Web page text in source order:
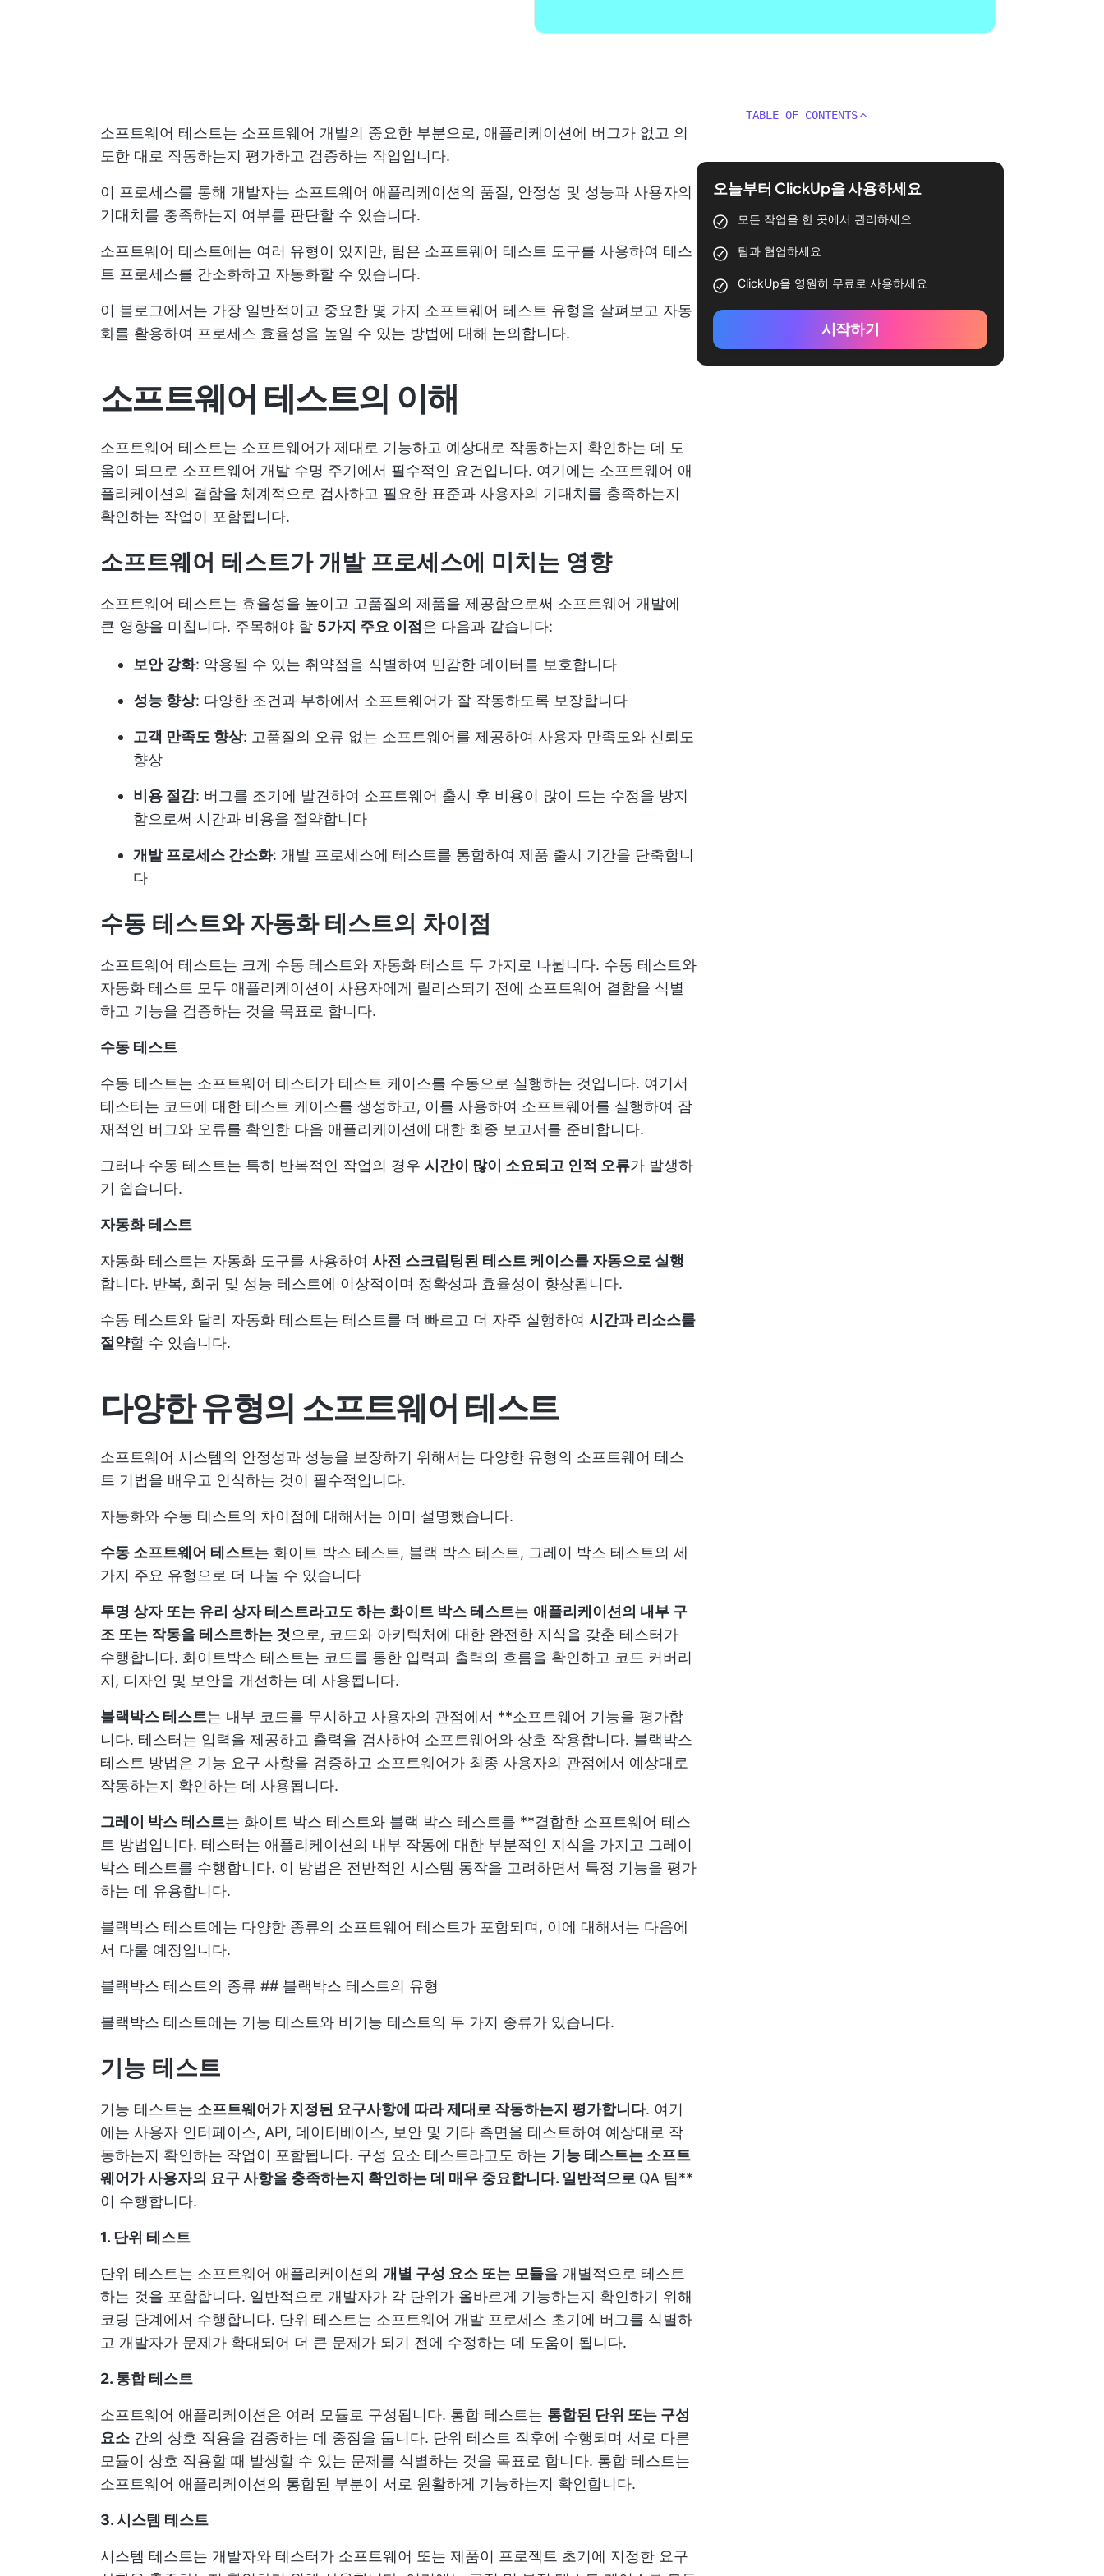
소프트웨어 테스트는 소프트웨어 개발의 중요한 부분으로, 애플리케이션에 버그가 없고 의
도한 대로 작동하는지 평가하고 검증하는 작업입니다.
이 프로세스를 통해 개발자는 소프트웨어 애플리케이션의 품질, 안정성 및 성능과 사용자의
기대치를 충족하는지 여부를 판단할 수 있습니다.
소프트웨어 테스트에는 여러 유형이 있지만, 팀은 소프트웨어 테스트 도구를 사용하여 테스
트 프로세스를 간소화하고 자동화할 수 있습니다.
이 블로그에서는 가장 일반적이고 중요한 몇 가지 소프트웨어 테스트 유형을 살펴보고 자동
화를 활용하여 프로세스 효율성을 높일 수 있는 방법에 대해 논의합니다.
소프트웨어 테스트의 이해
소프트웨어 테스트는 소프트웨어가 제대로 기능하고 예상대로 작동하는지 확인하는 데 도
움이 되므로 소프트웨어 개발 수명 주기에서 필수적인 요건입니다. 여기에는 소프트웨어 애
플리케이션의 결함을 체계적으로 검사하고 필요한 표준과 사용자의 기대치를 충족하는지
확인하는 작업이 포함됩니다.
소프트웨어 테스트가 개발 프로세스에 미치는 영향
소프트웨어 테스트는 효율성을 높이고 고품질의 제품을 제공함으로써 소프트웨어 개발에
큰 영향을 미칩니다. 주목해야 할 5가지 주요 이점 은 다음과 같습니다:
보안 강화: 악용될 수 있는 취약점을 식별하여 민감한 데이터를 보호합니다
성능 향상: 다양한 조건과 부하에서 소프트웨어가 잘 작동하도록 보장합니다
고객 만족도 향상: 고품질의 오류 없는 소프트웨어를 제공하여 사용자 만족도와 신뢰도
향상
비용 절감: 버그를 조기에 발견하여 소프트웨어 출시 후 비용이 많이 드는 수정을 방지
함으로써 시간과 비용을 절약합니다
개발 프로세스 간소화: 개발 프로세스에 테스트를 통합하여 제품 출시 기간을 단축합니
다
수동 테스트와 자동화 테스트의 차이점
소프트웨어 테스트는 크게 수동 테스트와 자동화 테스트 두 가지로 나뉩니다. 수동 테스트와
자동화 테스트 모두 애플리케이션이 사용자에게 릴리스되기 전에 소프트웨어 결함을 식별
하고 기능을 검증하는 것을 목표로 합니다.
수동 테스트
수동 테스트는 소프트웨어 테스터가 테스트 케이스를 수동으로 실행하는 것입니다. 여기서
테스터는 코드에 대한 테스트 케이스를 생성하고, 이를 사용하여 소프트웨어를 실행하여 잠
재적인 버그와 오류를 확인한 다음 애플리케이션에 대한 최종 보고서를 준비합니다.
그러나 수동 테스트는 특히 반복적인 작업의 경우 시간이 많이 소요되고 인적 오류가 발생하
기 쉽습니다.
자동화 테스트
자동화 테스트는 자동화 도구를 사용하여 사전 스크립팅된 테스트 케이스를 자동으로 실행
합니다. 반복, 회귀 및 성능 테스트에 이상적이며 정확성과 효율성이 향상됩니다.
수동 테스트와 달리 자동화 테스트는 테스트를 더 빠르고 더 자주 실행하여 시간과 리소스를
절약할 수 있습니다.
다양한 유형의 소프트웨어 테스트
소프트웨어 시스템의 안정성과 성능을 보장하기 위해서는 다양한 유형의 소프트웨어 테스
트 기법을 배우고 인식하는 것이 필수적입니다.
자동화와 수동 테스트의 차이점에 대해서는 이미 설명했습니다.
수동 소프트웨어 테스트는 화이트 박스 테스트, 블랙 박스 테스트, 그레이 박스 테스트의 세
가지 주요 유형으로 더 나눌 수 있습니다
투명 상자 또는 유리 상자 테스트라고도 하는 화이트 박스 테스트는 애플리케이션의 내부 구
조 또는 작동을 테스트하는 것 으로, 코드와 아키텍처에 대한 완전한 지식을 갖춘 테스터가
수행합니다. 화이트박스 테스트는 코드를 통한 입력과 출력의 흐름을 확인하고 코드 커버리
지, 디자인 및 보안을 개선하는 데 사용됩니다.
블랙박스 테스트는 내부 코드를 무시하고 사용자의 관점에서 **소프트웨어 기능을 평가합
니다. 테스터는 입력을 제공하고 출력을 검사하여 소프트웨어와 상호 작용합니다. 블랙박스
테스트 방법은 기능 요구 사항을 검증하고 소프트웨어가 최종 사용자의 관점에서 예상대로
작동하는지 확인하는 데 사용됩니다.
그레이 박스 테스트는 화이트 박스 테스트와 블랙 박스 테스트를 **결합한 소프트웨어 테스
트 방법입니다. 테스터는 애플리케이션의 내부 작동에 대한 부분적인 지식을 가지고 그레이
박스 테스트를 수행합니다. 이 방법은 전반적인 시스템 동작을 고려하면서 특정 기능을 평가
하는 데 유용합니다.
블랙박스 테스트에는 다양한 종류의 소프트웨어 테스트가 포함되며, 이에 대해서는 다음에
서 다룰 예정입니다.
블랙박스 테스트의 종류 ## 블랙박스 테스트의 유형
블랙박스 테스트에는 기능 테스트와 비기능 테스트의 두 가지 종류가 있습니다.
기능 테스트
기능 테스트는 소프트웨어가 지정된 요구사항에 따라 제대로 작동하는지 평가합니다. 여기
에는 사용자 인터페이스, API, 데이터베이스, 보안 및 기타 측면을 테스트하여 예상대로 작
동하는지 확인하는 작업이 포함됩니다. 구성 요소 테스트라고도 하는 기능 테스트는 소프트
웨어가 사용자의 요구 사항을 충족하는지 확인하는 데 매우 중요합니다. 일반적으로 QA 팀**
이 수행합니다.
1. 단위 테스트
단위 테스트는 소프트웨어 애플리케이션의 개별 구성 요소 또는 모듈을 개별적으로 테스트
하는 것을 포함합니다. 일반적으로 개발자가 각 단위가 올바르게 기능하는지 확인하기 위해
코딩 단계에서 수행합니다. 단위 테스트는 소프트웨어 개발 프로세스 초기에 버그를 식별하
고 개발자가 문제가 확대되어 더 큰 문제가 되기 전에 수정하는 데 도움이 됩니다.
2. 통합 테스트
소프트웨어 애플리케이션은 여러 모듈로 구성됩니다. 통합 테스트는 통합된 단위 또는 구성
요소 간의 상호 작용을 검증하는 데 중점을 둡니다. 단위 테스트 직후에 수행되며 서로 다른
모듈이 상호 작용할 때 발생할 수 있는 문제를 식별하는 것을 목표로 합니다. 통합 테스트는
소프트웨어 애플리케이션의 통합된 부분이 서로 원활하게 기능하는지 확인합니다.
3. 시스템 테스트
시스템 테스트는 개발자와 테스터가 소프트웨어 또는 제품이 프로젝트 초기에 지정한 요구
TABLE OF CONTENTS
오늘부터 ClickUp을 사용하세요
모든 작업을 한 곳에서 관리하세요
팀과 협업하세요
ClickUp을 영원히 무료로 사용하세요
시작하기